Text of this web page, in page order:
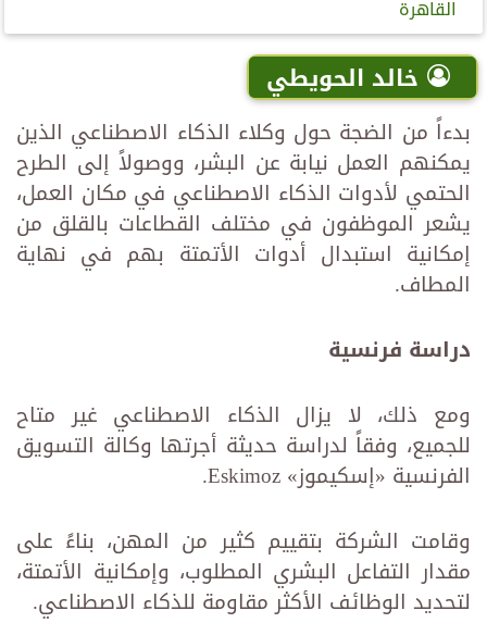
القاهرة
خالد الحويطي
بدءاً من الضجة حول وكلاء الذكاء الاصطناعي الذين
يمكنهم العمل نيابة عن البشر، ووصولاً إلى الطرح
الحتمي لأدوات الذكاء الاصطناعي في مكان العمل،
يشعر الموظفون في مختلف القطاعات بالقلق من
إمكانية استبدال أدوات الأتمتة بهم في نهاية
المطاف.
دراسة فرنسية
ومع ذلك، لا يزال الذكاء الاصطناعي غير متاح
للجميع، وفقاً لدراسة حديثة أجرتها وكالة التسويق
الفرنسية «إسكيموز» Eskimoz.
وقامت الشركة بتقييم كثير من المهن، بناءً على
مقدار التفاعل البشري المطلوب، وإمكانية الأتمتة،
لتحديد الوظائف الأكثر مقاومة للذكاء الاصطناعي.